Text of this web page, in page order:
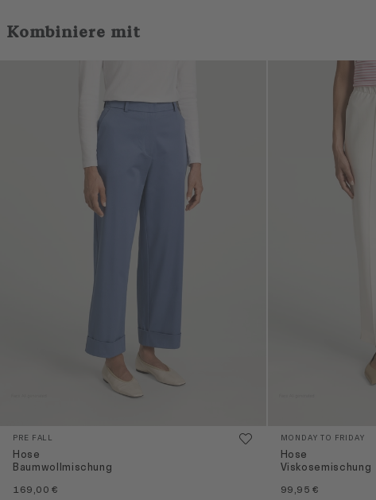
Kombiniere mit
PRE FALL
Hose
Baumwollmischung
169,00 €
MONDAY TO FRIDAY
Hose
Viskosemischung
99,95 €